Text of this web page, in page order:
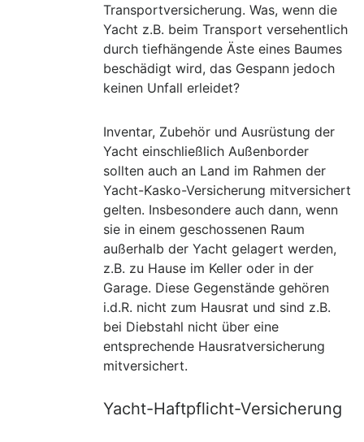
Transportversicherung. Was, wenn die
Yacht z.B. beim Transport versehentlich
durch tiefhängende Äste eines Baumes
beschädigt wird, das Gespann jedoch
keinen Unfall erleidet?
Inventar, Zubehör und Ausrüstung der
Yacht einschließlich Außenborder
sollten auch an Land im Rahmen der
Yacht-Kasko-Versicherung mitversichert
gelten. Insbesondere auch dann, wenn
sie in einem geschossenen Raum
außerhalb der Yacht gelagert werden,
z.B. zu Hause im Keller oder in der
Garage. Diese Gegenstände gehören
i.d.R. nicht zum Hausrat und sind z.B.
bei Diebstahl nicht über eine
entsprechende Hausratversicherung
mitversichert.
Yacht-Haftpflicht-Versicherung